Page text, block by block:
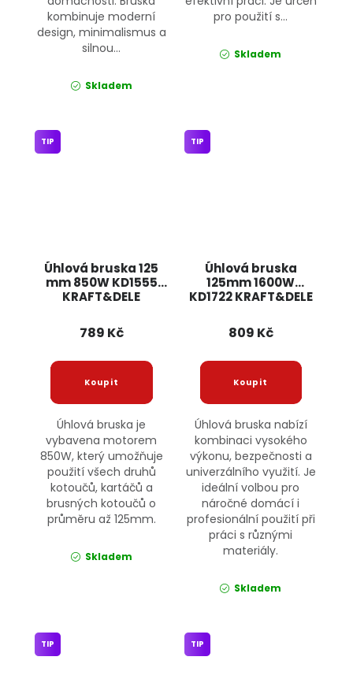
kombinuje moderní
design, minimalismus a
silnou...
Skladem
pro použití s...
Skladem
Úhlová bruska 125
mm 850W KD1555
KRAFT&DELE
TIP
789 Kč
Úhlová bruska je
vybavena motorem
850W, který umožňuje
použití všech druhů
kotoučů, kartáčů a
brusných kotoučů o
průměru až 125mm.
Skladem
Úhlová bruska
125mm 1600W
KD1722 KRAFT&DELE
TIP
809 Kč
Úhlová bruska nabízí
kombinaci vysokého
výkonu, bezpečnosti a
univerzálního využití. Je
ideální volbou pro
náročné domácí i
profesionální použití při
práci s různými
materiály.
Skladem
TIP TIP